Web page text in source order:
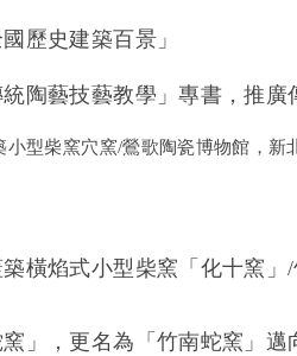
歷史建築百景」
陶藝技藝教學」專書，推廣
小型柴窯穴窯/鶯歌陶瓷博物館，新
橫焰式小型柴窯「化十窯」
」，更名為「竹南蛇窯」邁